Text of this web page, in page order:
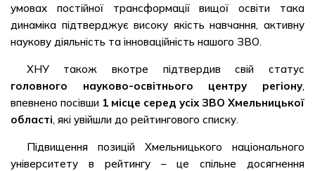
умовах постійної трансформації вищої освіти така
динаміка підтверджує високу якість навчання, активну
наукову діяльність та інноваційність нашого ЗВО.
ХНУ також вкотре підтвердив свій статус
головного науково-освітнього центру регіону,
впевнено посівши 1 місце серед усіх ЗВО Хмельницької
області, які увійшли до рейтингового списку.
Підвищення позицій Хмельницького національного
університету в рейтингу – це спільне досягнення